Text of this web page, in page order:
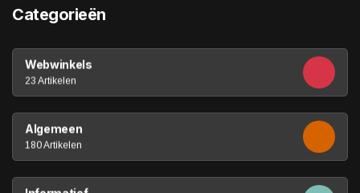
Categorieën
Webwinkels
23 Artikelen
Algemeen
180 Artikelen